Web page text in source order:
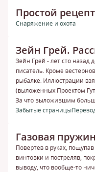
Простой
Снаряжение и охота
Зейн Грей.
Зейн Грей - лет сто назад
писатель. Кроме
рыбалке. Иллюстрации
(выложенных Проектом
За что выложившим
Забытые страницы
Газовая
Повертев в руках,
винтовки и постреляв,
выводу, что вообще-то